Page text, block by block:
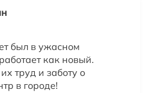
был в ужасном
как новый.
труд и заботу о
в городе!